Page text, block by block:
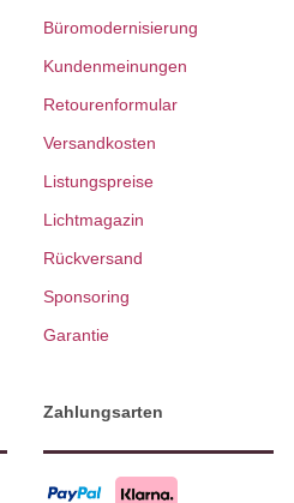
Büromodernisierung
Kundenmeinungen
Retourenformular
Versandkosten
Listungspreise
Lichtmagazin
Rückversand
Sponsoring
Garantie
Zahlungsarten